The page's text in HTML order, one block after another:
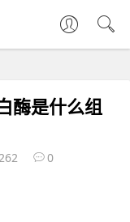
酶是什么组
0